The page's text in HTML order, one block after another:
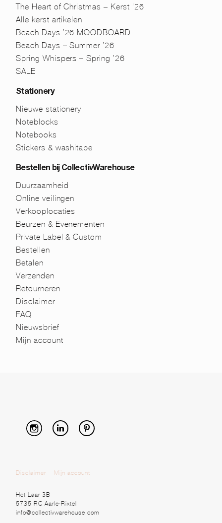
The Heart of Christmas – Kerst ’26
Alle kerst artikelen
Beach Days ’26 MOODBOARD
Beach Days – Summer ’26
Spring Whispers – Spring ’26
SALE
Stationery
Nieuwe stationery
Noteblocks
Notebooks
Stickers & washitape
Bestellen bij CollectivWarehouse
Duurzaamheid
Online veilingen
Verkooplocaties
Beurzen & Evenementen
Private Label & Custom
Bestellen
Betalen
Verzenden
Retourneren
Disclaimer
FAQ
Nieuwsbrief
Mijn account
Disclaimer Mijn account
Het Laar 3B
5735 RC Aarle-Rixtel
info@collectivwarehouse.com